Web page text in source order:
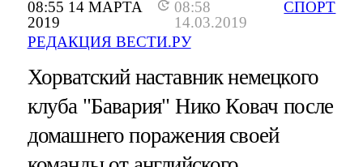
08:55 14 МАРТА
2019
08:58
14.03.2019
РЕДАКЦИЯ ВЕСТИ.РУ
СПОРТ
Хорватский наставник немецкого
клуба "Бавария" Нико Ковач после
домашнего поражения своей